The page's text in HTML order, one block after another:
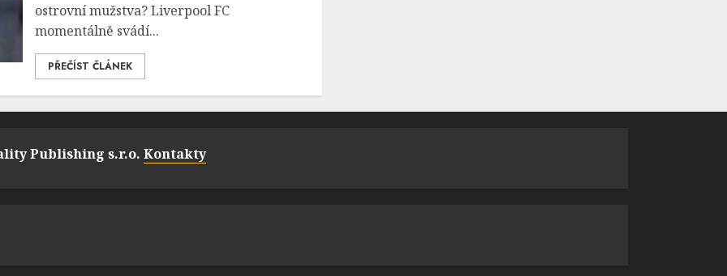
ostrovní mužstva? Liverpool FC
momentálně svádí...
PŘEČÍST ČLÁNEK
Publishing s.r.o. Kontakty